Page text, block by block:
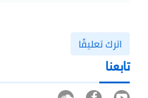
اترك تعليقًا
تابعنا